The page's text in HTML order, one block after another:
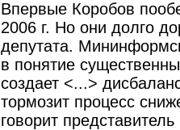
Впервые Коробов
2006 г. Но они долго
депутата.
в понятие
создает <...>
тормозит процесс
говорит